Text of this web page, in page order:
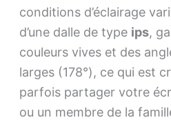
conditions d’éclairage
d’une dalle de type ips,
couleurs vives et des
larges (178°), ce qui est
parfois partager votre
ou un membre de la